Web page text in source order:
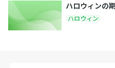
ハロウィンの
ハロウィン